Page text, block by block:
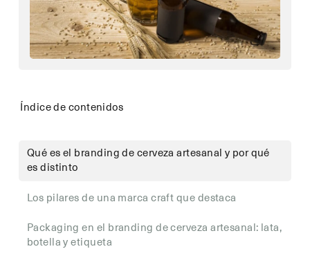
Índice de contenidos
Qué es el branding de cerveza artesanal y por qué
es distinto
Los pilares de una marca craft que destaca
Packaging en el branding de cerveza artesanal: lata,
botella y etiqueta